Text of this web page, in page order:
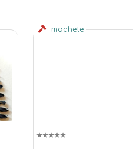
machete